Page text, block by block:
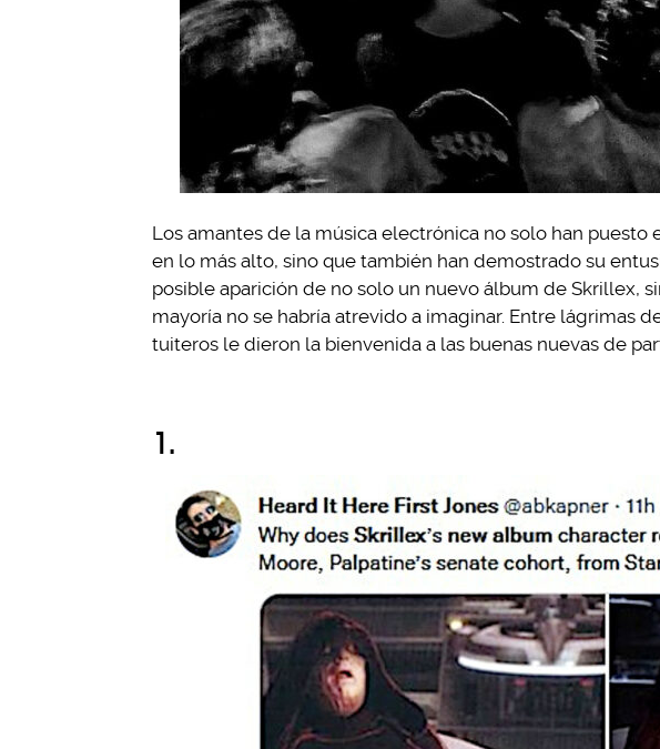
Los amantes de la música electrónica no solo han puesto
en lo más alto, sino que también han demostrado su
posible aparición de no solo un nuevo álbum de Skrillex,
mayoría no se habría atrevido a imaginar. Entre lágrimas
tuiteros le dieron la bienvenida a las buenas nuevas de
1.